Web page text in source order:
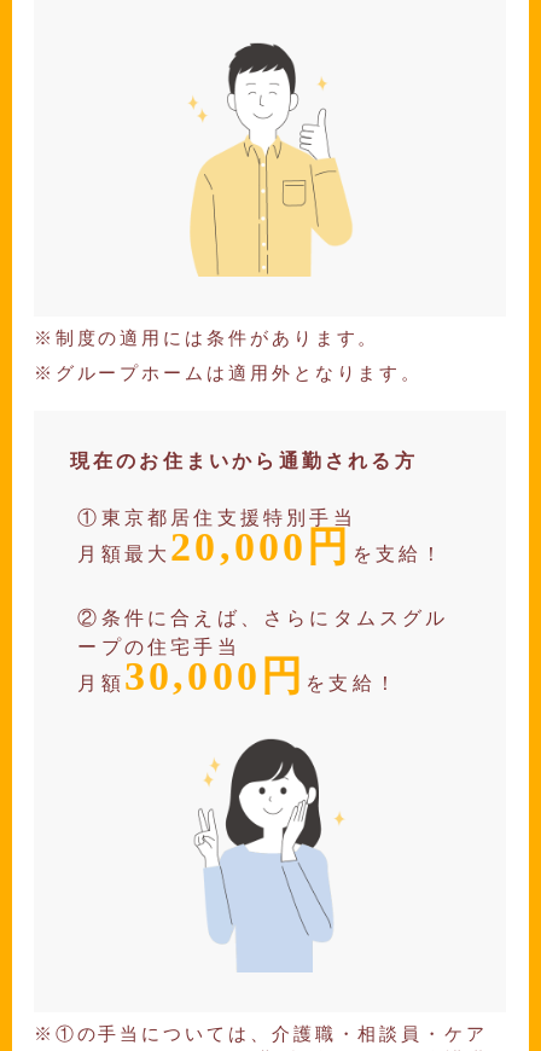
制度の適用には条件があります。
グループホームは適用外となります。
現在のお住まいから通勤される方
①東京都居住支援特別手当
月額最大 20,000円 を支給！
②条件に合えば、さらにタムスグル
ープの住宅手当
月額 30,000円 を支給！
①の手当については、介護職・相談員・ケア